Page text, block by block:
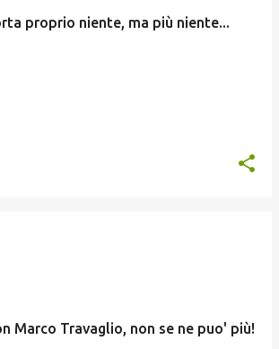
proprio niente, ma più niente...
Marco Travaglio, non se ne puo' più!